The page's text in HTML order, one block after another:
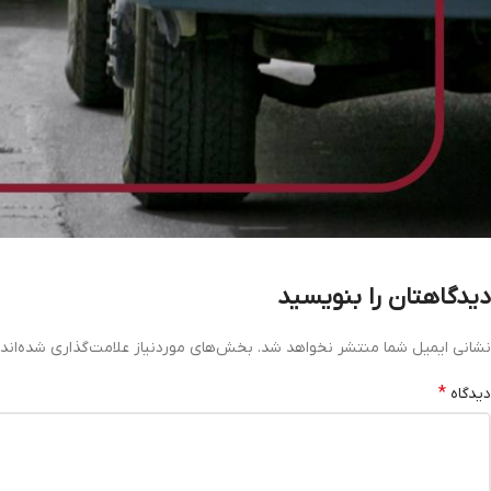
دیدگاهتان را بنویسید
نشانی ایمیل شما منتشر نخواهد شد. بخش‌های موردنیاز علامت‌گذاری
دیدگاه *